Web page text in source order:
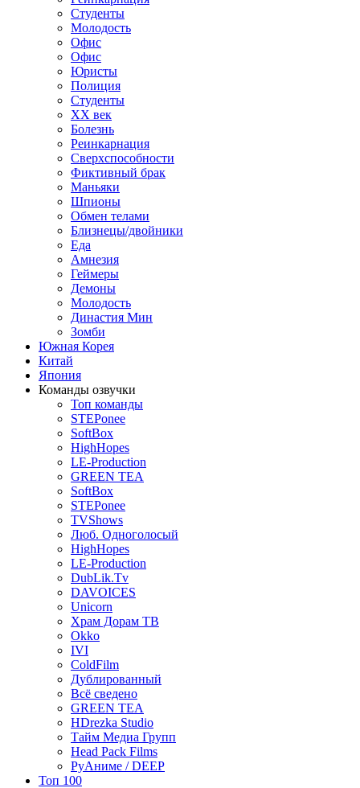
Студенты
Молодость
Офис
Офис
Юристы
Полиция
Студенты
ХХ век
Болезнь
Реинкарнация
Сверхспособности
Фиктивный брак
Маньяки
Шпионы
Обмен телами
Близнецы/двойники
Еда
Амнезия
Геймеры
Демоны
Молодость
Династия Мин
Зомби
Южная Корея
Китай
Япония
Команды озвучки
Топ команды
STEPonee
SoftBox
HighHopes
LE-Production
GREEN TEA
SoftBox
STEPonee
TVShows
Люб. Одноголосый
HighHopes
LE-Production
DubLik.Tv
DAVOICES
Unicorn
Храм Дорам ТВ
Okko
IVI
ColdFilm
Дублированный
Всё сведено
GREEN TEA
HDrezka Studio
Тайм Медиа Групп
Head Pack Films
РуАниме / DEEP
Топ 100